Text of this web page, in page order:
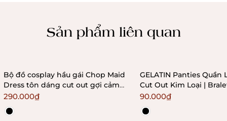
Sản phẩm liên quan
Bộ đồ cosplay hầu gái Chop Maid
Dress tôn dáng cut out gợi cảm
Bralettehousevn
290.000₫
GELATIN Panties Quần
Cut Out Kim Loại |
90.000₫